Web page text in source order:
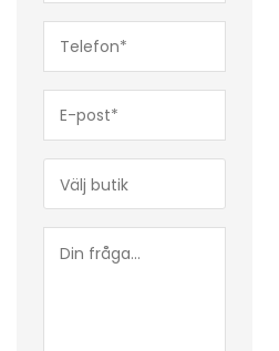
post*
(Obligatoriskt)
(Obligatoriskt)
fråga...